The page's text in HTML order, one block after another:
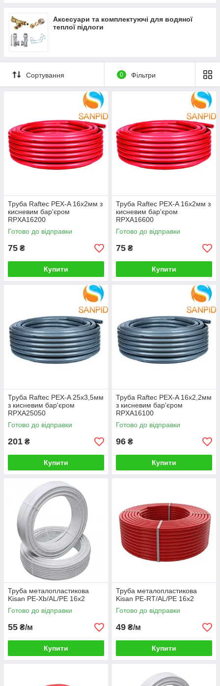
Аксесуари та комплектуючі для водяної
теплої підлоги
Сортування 0 Фільтри
Труба Raftec PEX-A 16х2мм з
кисневим бар'єром
RPXA16200
Готово до відправки
75 ₴
Купити
Труба Raftec PEX-A 16х2мм з
кисневим бар'єром
RPXA16600
Готово до відправки
75 ₴
Купити
Труба Raftec PEX-A 25x3,5мм
з кисневим бар'єром
RPXA25050
Готово до відправки
201 ₴
Купити
Труба Raftec PEX-A 16x2,2мм
з кисневим бар'єром
RPXA16100
Готово до відправки
96 ₴
Купити
Труба металопластикова
Kisan PE-Xb/AL/PE 16x2
Готово до відправки
55 ₴/м
Купити
Труба металопластикова
Kisan PE-RT/AL/PE 16х2
Готово до відправки
49 ₴/м
Купити